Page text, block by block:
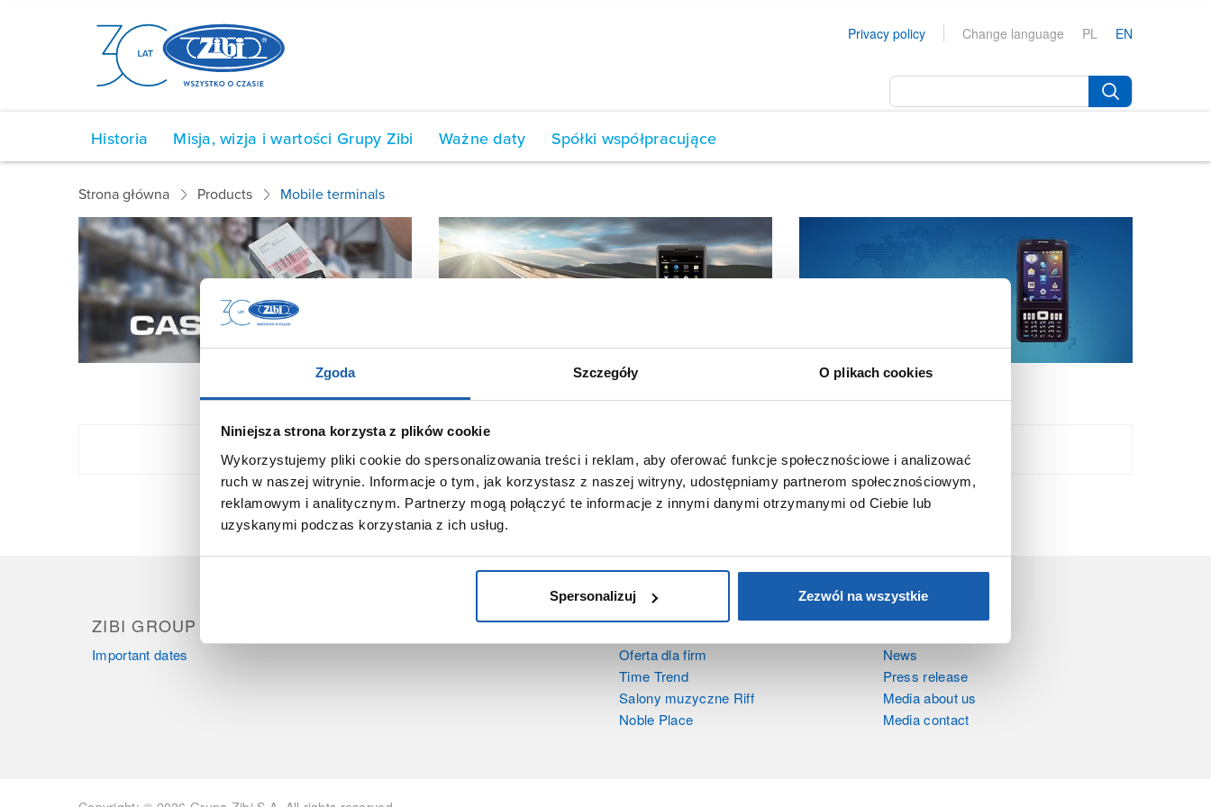
Zgoda Szczegóły O plikach cookies
Niniejsza strona korzysta z plików cookie
Wykorzystujemy pliki cookie do spersonalizowania treści i reklam, aby oferować funkcje społecznościowe i analizować
ruch w naszej witrynie. Informacje o tym, jak korzystasz z naszej witryny, udostępniamy partnerom społecznościowym,
reklamowym i analitycznym. Partnerzy mogą połączyć te informacje z innymi danymi otrzymanymi od Ciebie lub
uzyskanymi podczas korzystania z ich usług.
Spersonalizuj Zezwól na wszystkie
Privacy policy Change language PL EN
Historia Misja, wizja i wartości Grupy Zibi Ważne daty Spółki współpracujące
Strona główna Products Mobile terminals
Casio Gen2Wave Opticon
ZIBI GROUP
Important dates
SIECI SPRZEDAŻY
Oferta dla firm
Time Trend
Salony muzyczne Riff
Noble Place
NEWSROOM
News
Press release
Media about us
Media contact